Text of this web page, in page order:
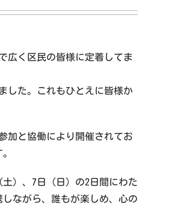
広く区民の皆様に定着してま
した。これもひとえに皆様か
加と協働により開催されてお
）、7日（日）の2日間にわた
ながら、誰もが楽しめ、心の